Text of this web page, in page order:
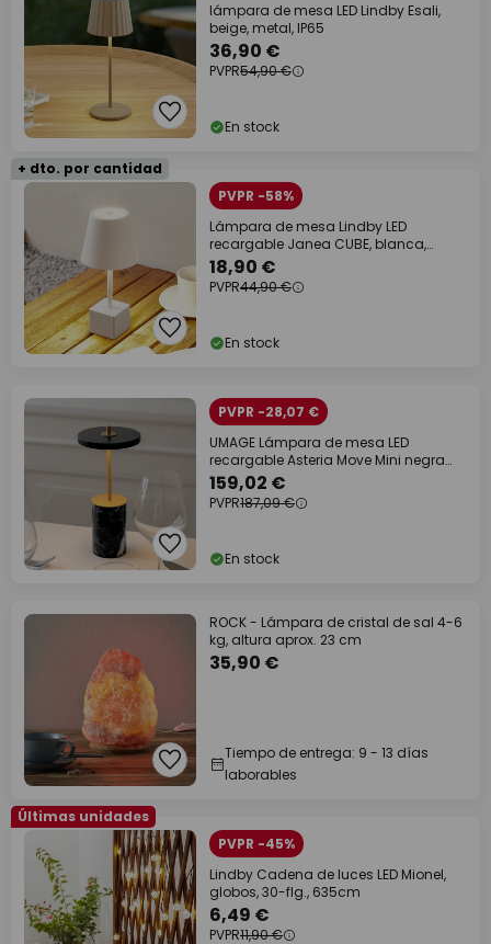
lámpara de mesa LED Lindby Esali,
beige, metal, IP65
36,90 €
PVPR54,90 €
En stock
+ dto. por cantidad
PVPR -58%
Lámpara de mesa Lindby LED
recargable Janea CUBE, blanca,
metal
18,90 €
PVPR44,90 €
En stock
PVPR -28,07 €
UMAGE Lámpara de mesa LED
recargable Asteria Move Mini negra
26cm IP44
159,02 €
PVPR187,09 €
En stock
ROCK - Lámpara de cristal de sal 4-6
kg, altura aprox. 23 cm
35,90 €
Tiempo de entrega: 9 - 13 días
laborables
Últimas unidades
PVPR -45%
Lindby Cadena de luces LED Mionel,
globos, 30-flg., 635cm
6,49 €
PVPR11,90 €